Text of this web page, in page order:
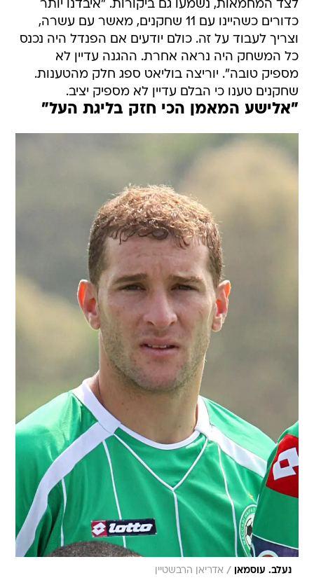
לצד המחמאות, נשמעו גם ביקורות. "איבדנו יותר
כדורים כשהיינו עם 11 שחקנים, מאשר עם עשרה,
וצריך לעבוד על זה. כולם יודעים אם הפנדל היה נכנס
כל המשחק היה נראה אחרת. ההגנה עדיין לא
מספיק טובה". יוריצה בוליאט ספג חלק מהטענות.
שחקנים טענו כי הבלם עדיין לא מספיק יציב.
"אלישע המאמן הכי חזק בליגת העל"
נעלב. עוסמאן / אדריאן הרבשטיין